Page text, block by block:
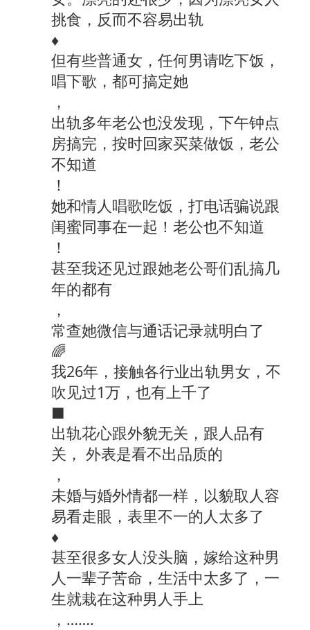
挑食，反而不容易出轨
♦
但有些普通女，任何男请吃下饭，
唱下歌，都可搞定她
，
出轨多年老公也没发现，下午钟点
房搞完，按时回家买菜做饭，老公
不知道
！
她和情人唱歌吃饭，打电话骗说跟
闺蜜同事在一起！老公也不知道
！
甚至我还见过跟她老公哥们乱搞几
年的都有
，
常查她微信与通话记录就明白了
🌈
我26年，接触各行业出轨男女，不
吹见过1万，也有上千了
■
出轨花心跟外貌无关，跟人品有
关， 外表是看不出品质的
，
未婚与婚外情都一样，以貌取人容
易看走眼，表里不一的人太多了
♦
甚至很多女人没头脑，嫁给这种男
人一辈子苦命，生活中太多了，一
生就栽在这种男人手上
，…….